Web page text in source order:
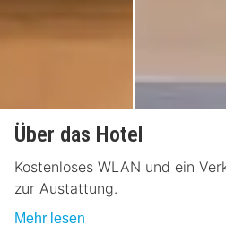
Über das Hotel
Kostenloses WLAN und ein
zur Austattung.
Mehr lesen